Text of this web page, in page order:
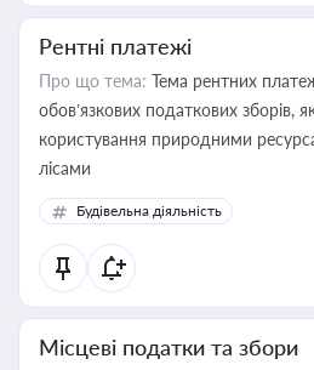
Рентні платежі
Про що тема: Тема рентних
обов’язкових податкових зборів,
користування природними
лісами
Будівельна діяльність
Місцеві податки та збори